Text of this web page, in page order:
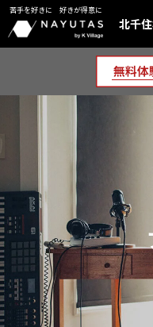
苦手を好きに 好きが得意に
北千